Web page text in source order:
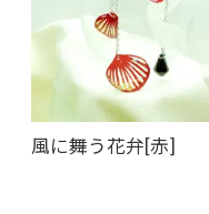
風に舞う花弁[赤]